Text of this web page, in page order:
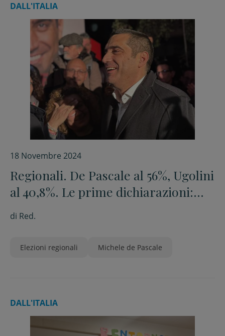
DALL'ITALIA
18 Novembre 2024
Regionali. De Pascale al 56%, Ugolini
al 40,8%. Le prime dichiarazioni:
“Basta speculare sull’alluvione.
Vedrò Meloni”
di Red.
Elezioni regionali Michele de Pascale
DALL'ITALIA